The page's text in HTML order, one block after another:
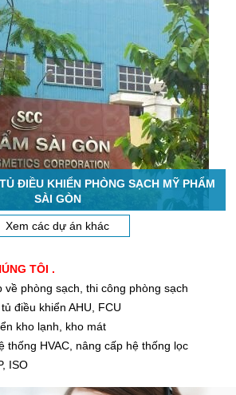
ĐIỀU KHIỂN PHÒNG SẠCH MỸ PHẨM
SÀI GÒN
Xem các dự án khác
TÔI .
về phòng sạch, thi công phòng sạch
điều khiển AHU, FCU
kho lạnh, kho mát
thống HVAC, nâng cấp hệ thống lọc
ISO